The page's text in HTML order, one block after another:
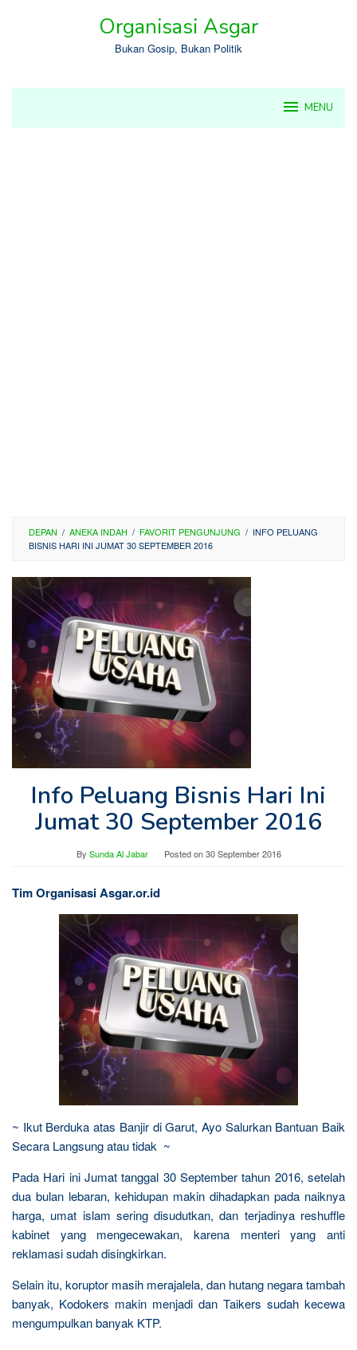
Organisasi Asgar
Bukan Gosip, Bukan Politik
MENU
DEPAN / ANEKA INDAH / FAVORIT PENGUNJUNG / INFO PELUANG
BISNIS HARI INI JUMAT 30 SEPTEMBER 2016
Info Peluang Bisnis Hari Ini
Jumat 30 September 2016
By Sunda Al Jabar Posted on30 September 2016
Tim Organisasi Asgar.or.id
~ Ikut Berduka atas Banjir di Garut, Ayo Salurkan Bantuan Baik
Secara Langsung atau tidak ~
Pada Hari ini Jumat tanggal 30 September tahun 2016, setelah
dua bulan lebaran, kehidupan makin dihadapkan pada naiknya
harga, umat islam sering disudutkan, dan terjadinya reshuffle
kabinet yang mengecewakan, karena menteri yang anti
reklamasi sudah disingkirkan.
Selain itu, koruptor masih merajalela, dan hutang negara tambah
banyak, Kodokers makin menjadi dan Taikers sudah kecewa
mengumpulkan banyak KTP.